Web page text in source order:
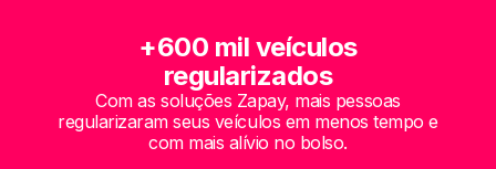
+600 mil veículos
regularizados
Com as soluções Zapay, mais pessoas
regularizaram seus veículos em menos tempo e
com mais alívio no bolso.